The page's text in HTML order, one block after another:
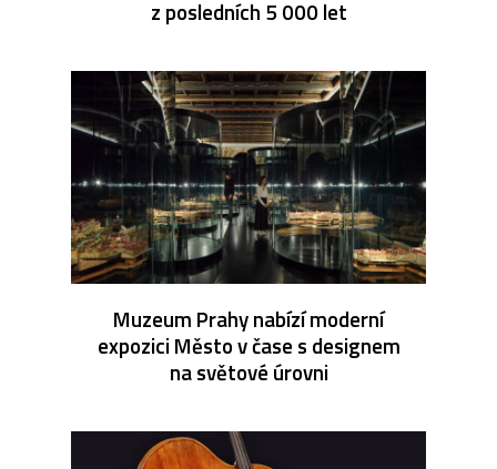
z posledních 5 000 let
Muzeum Prahy nabízí moderní
expozici Město v čase s designem
na světové úrovni